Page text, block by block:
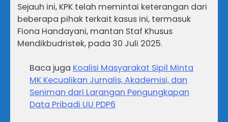
Sejauh ini, KPK telah memintai keterangan dari
beberapa pihak terkait kasus ini, termasuk
Fiona Handayani, mantan Staf Khusus
Mendikbudristek, pada 30 Juli 2025.
Baca juga Koalisi Masyarakat Sipil Minta
MK Kecualikan Jurnalis, Akademisi, dan
Seniman dari Larangan Pengungkapan
Data Pribadi UU PDP6